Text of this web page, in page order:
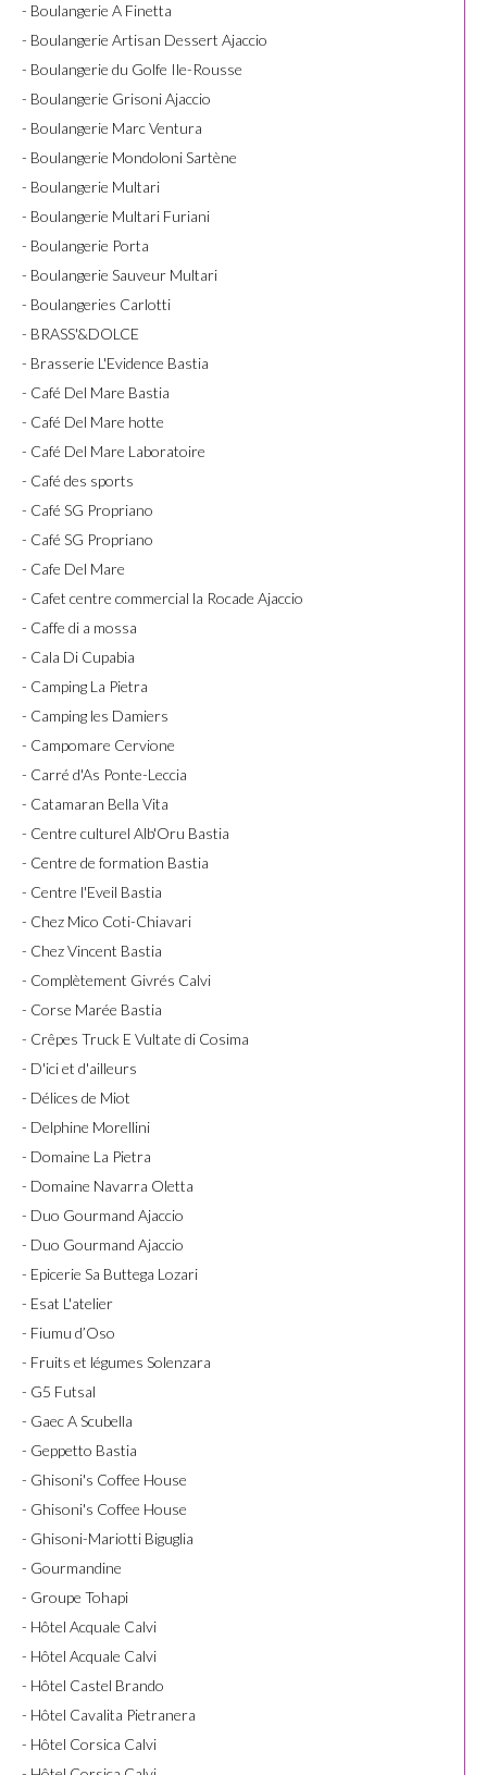
- Boulangerie A Finetta
- Boulangerie Artisan Dessert Ajaccio
- Boulangerie du Golfe Ile-Rousse
- Boulangerie Grisoni Ajaccio
- Boulangerie Marc Ventura
- Boulangerie Mondoloni Sartène
- Boulangerie Multari
- Boulangerie Multari Furiani
- Boulangerie Porta
- Boulangerie Sauveur Multari
- Boulangeries Carlotti
- BRASS'&DOLCE
- Brasserie L'Evidence Bastia
- Café Del Mare Bastia
- Café Del Mare hotte
- Café Del Mare Laboratoire
- Café des sports
- Café SG Propriano
- Café SG Propriano
- Cafe Del Mare
- Cafet centre commercial la Rocade Ajaccio
- Caffe di a mossa
- Cala Di Cupabia
- Camping La Pietra
- Camping les Damiers
- Campomare Cervione
- Carré d'As Ponte-Leccia
- Catamaran Bella Vita
- Centre culturel Alb'Oru Bastia
- Centre de formation Bastia
- Centre l'Eveil Bastia
- Chez Mico Coti-Chiavari
- Chez Vincent Bastia
- Complètement Givrés Calvi
- Corse Marée Bastia
- Crêpes Truck E Vultate di Cosima
- D'ici et d'ailleurs
- Délices de Miot
- Delphine Morellini
- Domaine La Pietra
- Domaine Navarra Oletta
- Duo Gourmand Ajaccio
- Duo Gourmand Ajaccio
- Epicerie Sa Buttega Lozari
- Esat L'atelier
- Fiumu d’Oso
- Fruits et légumes Solenzara
- G5 Futsal
- Gaec A Scubella
- Geppetto Bastia
- Ghisoni's Coffee House
- Ghisoni's Coffee House
- Ghisoni-Mariotti Biguglia
- Gourmandine
- Groupe Tohapi
- Hôtel Acquale Calvi
- Hôtel Acquale Calvi
- Hôtel Castel Brando
- Hôtel Cavalita Pietranera
- Hôtel Corsica Calvi